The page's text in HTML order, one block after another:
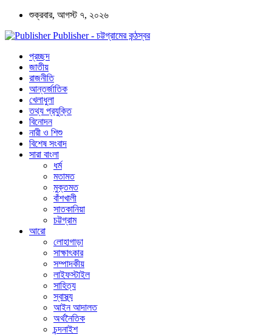
শুক্রবার, আগস্ট ৭, ২০২৬
Publisher - চট্টগ্রামের কন্ঠস্বর
প্রচ্ছদ
জাতীয়
রাজনীতি
আন্তর্জাতিক
খেলাধুলা
তথ্য প্রযুক্তি
বিনোদন
নারী ও শিশু
বিশেষ সংবাদ
সারা বাংলা
ধর্ম
মতামত
মুক্তমত
বাঁশখালী
সাতকানিয়া
চট্টগ্রাম
আরো
লোহাগাড়া
সাক্ষাৎকার
সম্পাদকীয়
লাইফস্টাইল
সাহিত্য
স্বাস্থ্য
আইন আদালত
অর্থনৈতিক
চন্দনাইশ